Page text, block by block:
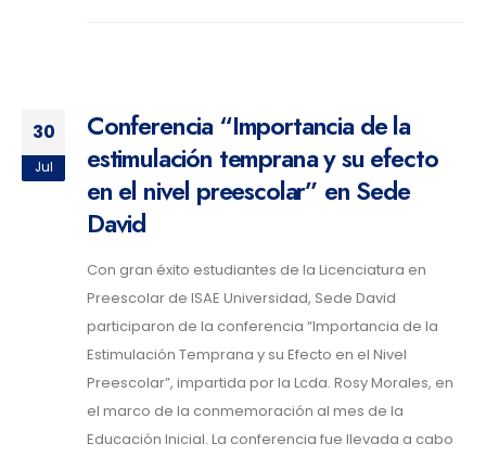
30
Jul
Conferencia “Importancia de la
estimulación temprana y su efecto
en el nivel preescolar” en Sede
David
Con gran éxito estudiantes de la Licenciatura en
Preescolar de ISAE Universidad, Sede David
participaron de la conferencia “Importancia de la
Estimulación Temprana y su Efecto en el Nivel
Preescolar”, impartida por la Lcda. Rosy Morales, en
el marco de la conmemoración al mes de la
Educación Inicial. La conferencia fue llevada a cabo